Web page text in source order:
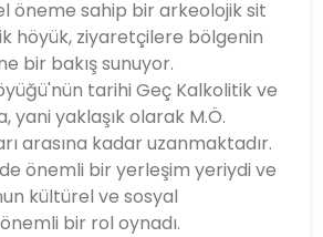
öneme sahip bir arkeolojik sit
höyük, ziyaretçilere bölgenin
bir bakış sunuyor.
tarihi Geç Kalkolitik ve
yani yaklaşık olarak M.Ö.
arasına kadar uzanmaktadır.
önemli bir yerleşim yeriydi ve
kültürel ve sosyal
bir rol oynadı.